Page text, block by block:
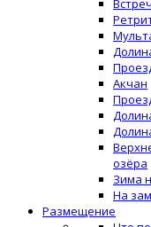
Акчан
озёра
Зима
На
Размещение